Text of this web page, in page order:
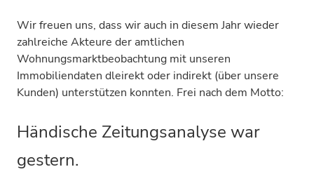
Wir freuen uns, dass wir auch in diesem Jahr wieder
zahlreiche Akteure der amtlichen
Wohnungsmarktbeobachtung mit unseren
Immobiliendaten dleirekt oder indirekt (über unsere
Kunden) unterstützen konnten. Frei nach dem Motto:
Händische Zeitungsanalyse war
gestern.